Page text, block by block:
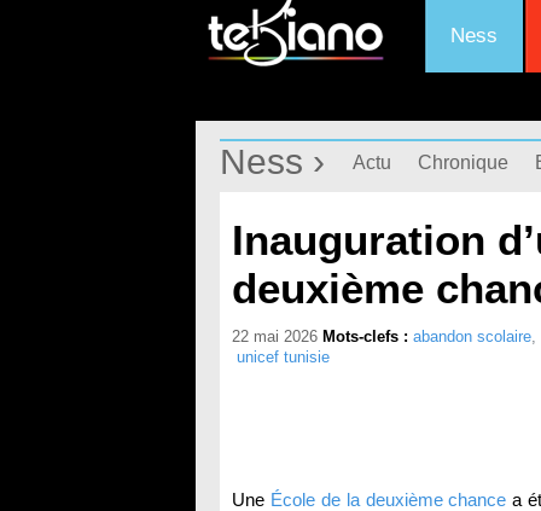
Ness
Ness › Actu Chronique
Inauguration
deuxième
22 mai 2026 Mots-clefs : abandon scolaire
unicef tunisie
Une École de la deuxième chance a